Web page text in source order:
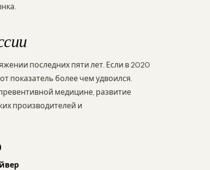
последних пяти лет. Если в 2020
показатель более чем удвоился.
медицине, развитие
производителей и